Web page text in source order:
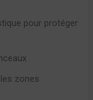
pour protéger
zones